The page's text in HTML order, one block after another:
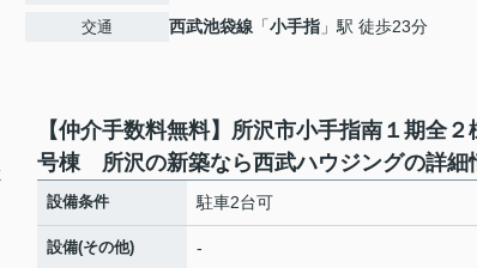
交通 西武池袋線 「小手指 」駅 徒歩23分
【仲介手数料無料】所沢市小手指南１期全２
号棟 所沢の新築なら西武ハウジングの詳細
設備条件 駐車2台可
設備(その他) -